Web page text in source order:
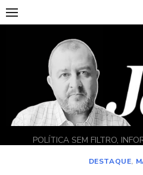
Skip
to
POLÍTICA SEM FILTRO,
DESTAQUE,